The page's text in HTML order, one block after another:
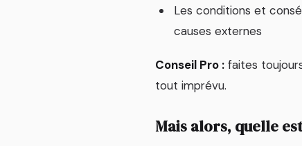
Les conditions et
causes externes
Conseil Pro : faites
tout imprévu.
Mais alors, quelle